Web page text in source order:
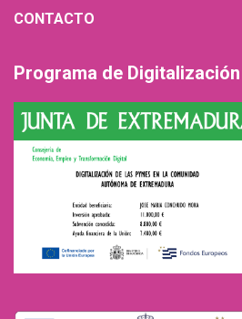
CONTACTO
Programa de Digitalización